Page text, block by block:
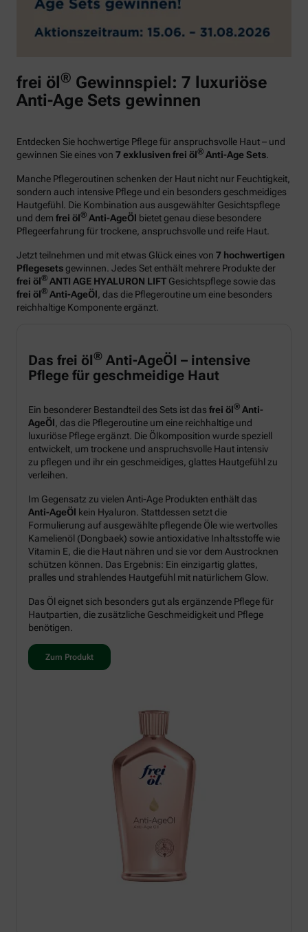
frei öl ® Gewinnspiel: 7 luxuriöse
Anti-Age Sets gewinnen
Entdecken Sie hochwertige Pflege für anspruchsvolle Haut – und
gewinnen Sie eines von 7 exklusiven frei öl® Anti-Age Sets
Manche Pflegeroutinen schenken der Haut nicht nur Feuchtigkeit,
sondern auch intensive Pflege und ein besonders geschmeidiges
Hautgefühl. Die Kombination aus ausgewählter Gesichtspflege
und dem frei öl® Anti-AgeÖl bietet genau diese besondere
Pflegeerfahrung für trockene, anspruchsvolle und reife Haut.
Jetzt teilnehmen und mit etwas Glück eines von 7 hochwertigen
Pflegesetsgewinnen. Jedes Set enthält mehrere Produkte der
frei öl® ANTI AGE HYALURON LIFT Gesichtspflege sowie das
frei öl® Anti-AgeÖl , das die Pflegeroutine um eine besonders
reichhaltige Komponente ergänzt.
Das frei öl® Anti-AgeÖl – intensive
Pflege für geschmeidige Haut
Ein besonderer Bestandteil des Sets ist das frei öl® Anti-
AgeÖl, das die Pflegeroutine um eine reichhaltige und
luxuriöse Pflege ergänzt. Die Ölkomposition wurde speziell
entwickelt, um trockene und anspruchsvolle Haut intensiv
zu pflegen und ihr ein geschmeidiges, glattes Hautgefühl zu
verleihen.
Im Gegensatz zu vielen Anti-Age Produkten enthält das
Anti-AgeÖl kein Hyaluron. Stattdessen setzt die
Formulierung auf ausgewählte pflegende Öle wie wertvolles
Kamelienöl (Dongbaek) sowie antioxidative Inhaltsstoffe wie
Vitamin E, die die Haut nähren und sie vor dem Austrocknen
schützen können. Das Ergebnis: Ein einzigartig glattes,
pralles und strahlendes Hautgefühl mit natürlichem Glow.
Das Öl eignet sich besonders gut als ergänzende Pflege für
Hautpartien, die zusätzliche Geschmeidigkeit und Pflege
benötigen.
Zum Produkt